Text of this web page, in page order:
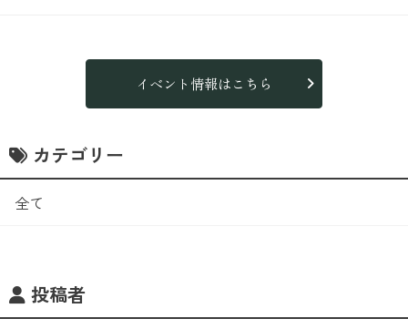
イベント情報はこちら
カテゴリー
全て
投稿者